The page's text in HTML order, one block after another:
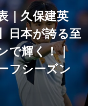
｜久保建英
日本が誇る至
で輝く！｜
フシーズン